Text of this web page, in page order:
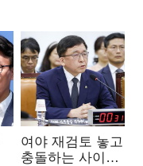
여야 재검토 놓고
충돌하는 사이…